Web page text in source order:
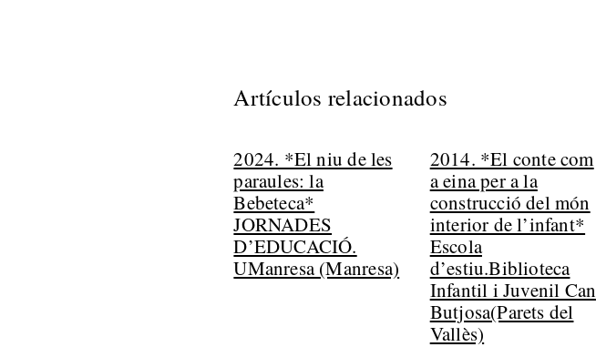
Artículos relacionados
2024. *El niu de les
paraules: la
Bebeteca*
JORNADES
D’EDUCACIÓ.
UManresa (Manresa)
2014. *El conte com
a eina per a la
construcció del món
interior de l’infant*
Escola
d’estiu.Biblioteca
Infantil i Juvenil Can
Butjosa(Parets del
Vallès)